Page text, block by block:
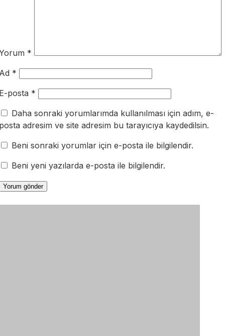
*
*
posta *
Daha sonraki yorumlarımda kullanılması için adım, e-
adresim ve site adresim bu tarayıcıya kaydedilsin.
Beni sonraki yorumlar için e-posta ile bilgilendir.
Beni yeni yazılarda e-posta ile bilgilendir.